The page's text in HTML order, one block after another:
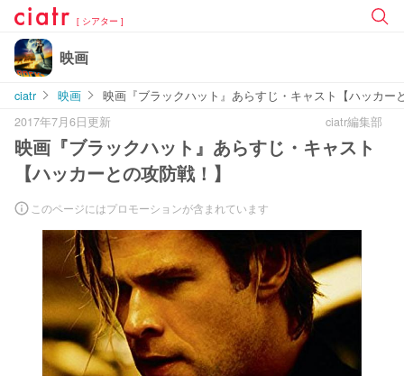
[ シアター ]
映画
ciatr 映画
映画『ブラックハット』あらすじ・キャスト【ハッカー
2017年7月6日更新
ciatr編集部
映画『ブラックハット』あらすじ・キャスト
【ハッカーとの攻防戦！】
このページにはプロモーションが含まれています